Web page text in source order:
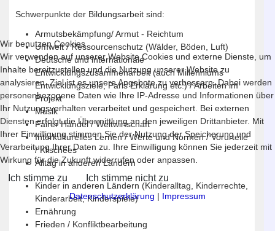
Schwerpunkte der Bildungsarbeit sind:
Armutsbekämpfung/ Armut - Reichtum
Umwelt / Ressourcenschutz (Wälder, Böden, Luft)
Deutsche und internationale
Entwicklungszusammenarbeit (auch Millenniums
Entwicklungsziele, Paris Erklärung etc.) / Arbeiten im
Projekt
Musik
Fairer Handel / Weltwirtschaft
Interkulturelles Lernen / Werte und Normen / Vorurteile
/ Klischees
Alltag in anderen Ländern
Kinder in anderen Ländern (Kinderalltag, Kinderrechte,
Kinderarbeit, Kinderspiele)
Ernährung
Frieden / Konfliktbearbeitung
Wir benutzen Cookies
Wir verwenden auf unserer Website Cookies und externe Dienste, um
Inhalte bereitzustellen und die Nutzung unserer Website zu
analysieren. Ziel ist es unsere Angebote zu verbessern. Dabei werden
personenbezogene Daten wie Ihre IP-Adresse und Informationen über
Ihr Nutzungsverhalten verarbeitet und gespeichert. Bei externen
Diensten erfolgt die Übermittlung an den jeweiligen Drittanbieter. Mit
Ihrer Einwilligung stimmen Sie der Nutzung der Speicherung und
Verarbeitung Ihrer Daten zu. Ihre Einwilligung können Sie jederzeit mit
Wirkung für die Zukunft widerrufen oder anpassen.
Ich stimme zu Ich stimme nicht zu
Datenschutzerklärung | Impressum